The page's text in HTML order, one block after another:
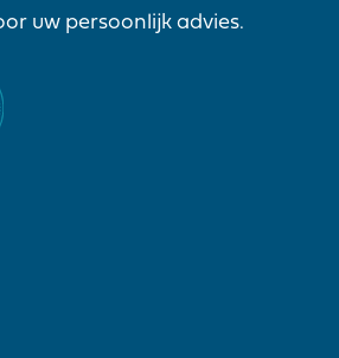
uw persoonlijk advies.